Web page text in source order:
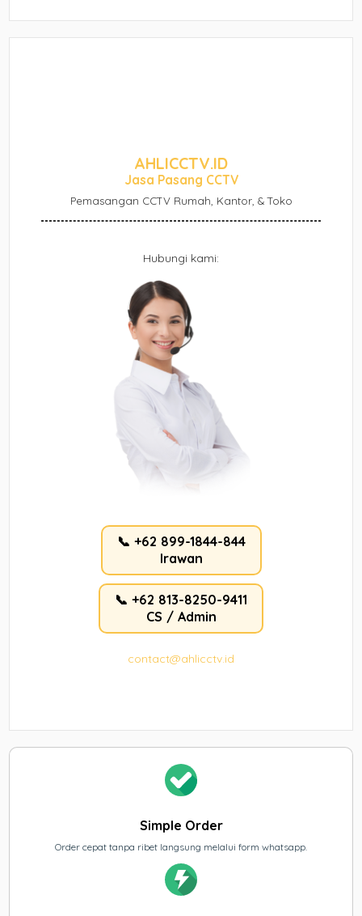
AHLICCTV.ID
Jasa Pasang CCTV
Pemasangan CCTV Rumah, Kantor, & Toko
Hubungi kami:
📞 +62 899-1844-844
Irawan
📞 +62 813-8250-9411
CS / Admin
contact@ahlicctv.id
Simple Order
Order cepat tanpa ribet langsung melalui form whatsapp.